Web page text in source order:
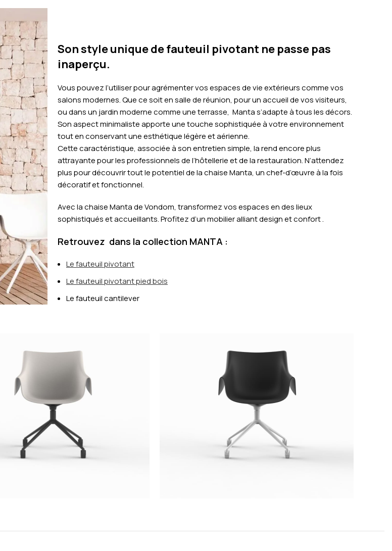
Son style unique de fauteuil pivotant ne passe pas
inaperçu.
Vous pouvez l’utiliser pour agrémenter vos espaces de vie extérieurs comme vos
salons modernes. Que ce soit en salle de réunion, pour un accueil de vos visiteurs,
ou dans un jardin moderne comme une terrasse, Manta s’adapte à tous les décors.
Son aspect minimaliste apporte une touche sophistiquée à votre environnement
tout en conservant une esthétique légère et aérienne.
Cette caractéristique, associée à son entretien simple, la rend encore plus
attrayante pour les professionnels de l’hôtellerie et de la restauration. N’attendez
plus pour découvrir tout le potentiel de la chaise Manta, un chef-d’œuvre à la fois
décoratif et fonctionnel.
Avec la chaise Manta de Vondom, transformez vos espaces en des lieux
sophistiqués et accueillants. Profitez d’un mobilier alliant design et confort .
Retrouvez dans la collection MANTA :
Le fauteuil pivotant
Le fauteuil pivotant pied bois
Le fauteuil cantilever